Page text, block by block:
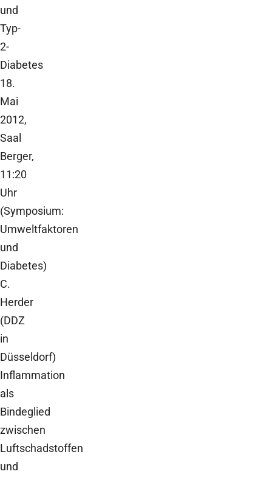
und
Typ-
2-
Diabetes
18.
Mai
2012,
Saal
Berger,
11:20
Uhr
(Symposium:
Umweltfaktoren
und
Diabetes)
C.
Herder
(DDZ
in
Düsseldorf)
Inflammation
als
Bindeglied
zwischen
Luftschadstoffen
und